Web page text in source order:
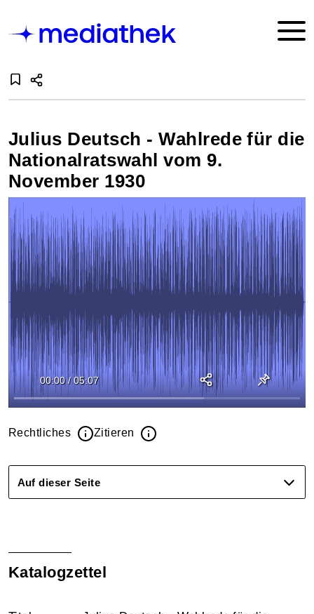
Julius Deutsch - Wahlrede für die
Nationalratswahl vom 9.
November 1930
00:00 / 05:07
Rechtliches Zitieren
Auf dieser Seite
Katalogzettel